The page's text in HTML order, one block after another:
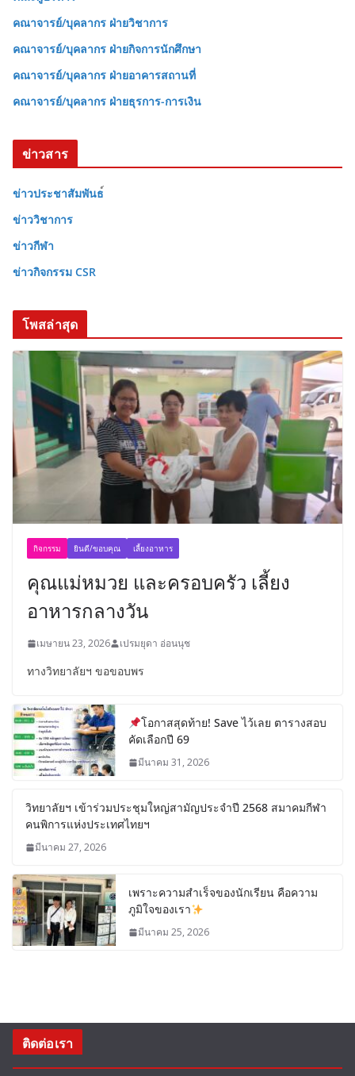
คณาจารย์/บุคลากร ฝ่ายวิชาการ
คณาจารย์/บุคลากร ฝ่ายกิจการนักศึกษา
คณาจารย์/บุคลากร ฝ่ายอาคารสถานที่
คณาจารย์/บุคลากร ฝ่ายธุรการ-การเงิน
ข่าวสาร
ข่าวประชาสัมพันธ
ข่าววิชาการ
ข่าวกีฬา
ข่าวกิจกรรม CSR
โพสล่าสุด
กิจกรรม ยินดี/ขอบคุณ เลี้ยงอาหาร
คุณแม่หมวย และครอบครัว เลี้ยง
อาหารกลางวัน
เมษายน 23, 2026 เปรมยุดา อ่อนนุช
ทางวิทยาลัยฯ ขอขอบพร
โอกาสสุดท้าย! Save ไว้เลย ตารางสอบ
คัดเลือกปี 69
มีนาคม 31, 2026
วิทยาลัยฯ เข้าร่วมประชุมใหญ่สามัญประจำปี 2568 สมาคมกีฬา
คนพิการแห่งประเทศไทยฯ
มีนาคม 27, 2026
เพราะความสำเร็จของนักเรียน คือความ
ภูมิใจของเรา
มีนาคม 25, 2026
ติดต่อเรา